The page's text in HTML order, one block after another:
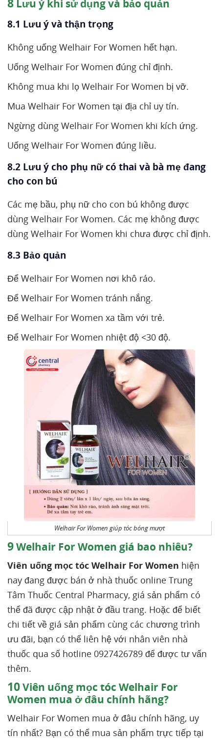
Lưu ý khi sử dụng và bảo quản
8.1 Lưu ý và thận trọng
Không uống Welhair For Women hết hạn.
Uống Welhair For Women đúng chỉ định.
Không mua khi lọ Welhair For Women bị vỡ.
Mua Welhair For Women tại địa chỉ uy tín.
Ngừng dùng Welhair For Women khi kích ứng.
Uống Welhair For Women đúng liều.
8.2 Lưu ý cho phụ nữ có thai và bà mẹ đang
cho con bú
Các mẹ bầu, phụ nữ cho con bú không được
dùng Welhair For Women. Các mẹ không được
dùng Welhair For Women khi chưa được chỉ định.
8.3 Bảo quản
Để Welhair For Women nơi khô ráo.
Để Welhair For Women tránh nắng.
Để Welhair For Women xa tầm với trẻ.
Để Welhair For Women nhiệt độ <30 độ.
Welhair For Women giúp tóc bóng mượt
9Welhair For Women giá bao nhiêu?
Viên uống mọc tóc Welhair For Women hiện
nay đang được bán ở nhà thuốc online Trung
Tâm Thuốc Central Pharmacy, giá sản phẩm có
thể đã được cập nhật ở đầu trang. Hoặc để biết
chi tiết về giá sản phẩm cùng các chương trình
ưu đãi, bạn có thể liên hệ với nhân viên nhà
thuốc qua số hotline 0927426789 để được tư vấn
thêm.
10Viên uống mọc tóc Welhair For
Women mua ở đâu chính hãng?
Welhair For Women mua ở đâu chính hãng, uy
tín nhất? Bạn có thể mua sản phẩm trực tiếp tại